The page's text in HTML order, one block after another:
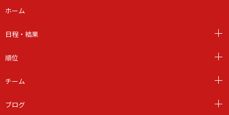
ホーム
日程・結果
順位
チーム
ブログ